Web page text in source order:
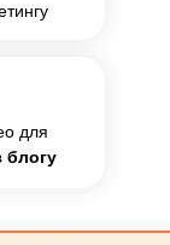
для
блогу